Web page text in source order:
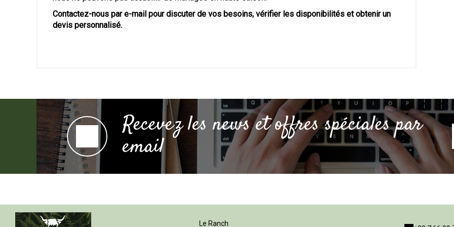
Contactez-nous par e-mail pour discuter de vos besoins, vérifier les disponibilités et obtenir un
devis personnalisé.
Recevez les news et offres spéciales par
email
Le Ranch